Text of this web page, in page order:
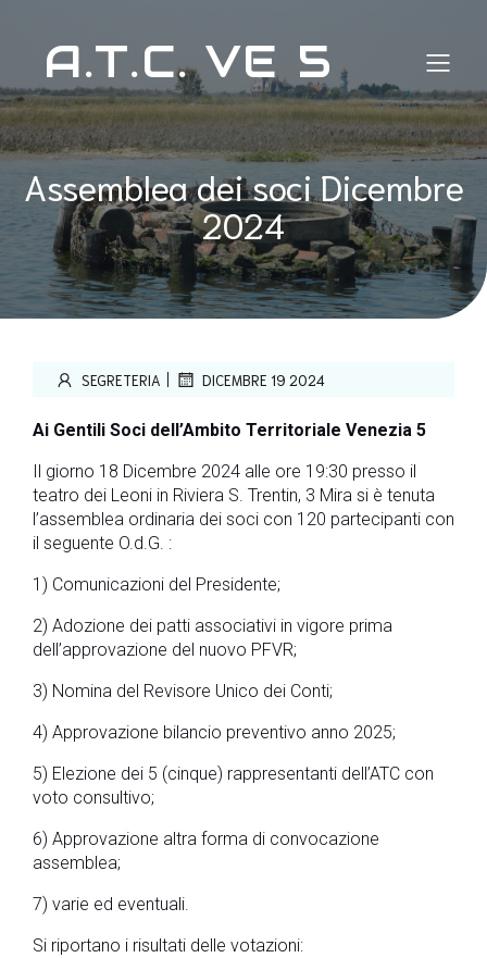
A.T.C. VE 5
Assemblea dei soci Dicembre
2024
SEGRETERIA | DICEMBRE 19 2024
Ai Gentili Soci dell’Ambito Territoriale Venezia 5
Il giorno 18 Dicembre 2024 alle ore 19:30 presso il
teatro dei Leoni in Riviera S. Trentin, 3 Mira si è tenuta
l’assemblea ordinaria dei soci con 120 partecipanti con
il seguente O.d.G. :
1) Comunicazioni del Presidente;
2) Adozione dei patti associativi in vigore prima
dell’approvazione del nuovo PFVR;
3) Nomina del Revisore Unico dei Conti;
4) Approvazione bilancio preventivo anno 2025;
5) Elezione dei 5 (cinque) rappresentanti dell’ATC con
voto consultivo;
6) Approvazione altra forma di convocazione
assemblea;
7) varie ed eventuali.
Si riportano i risultati delle votazioni: